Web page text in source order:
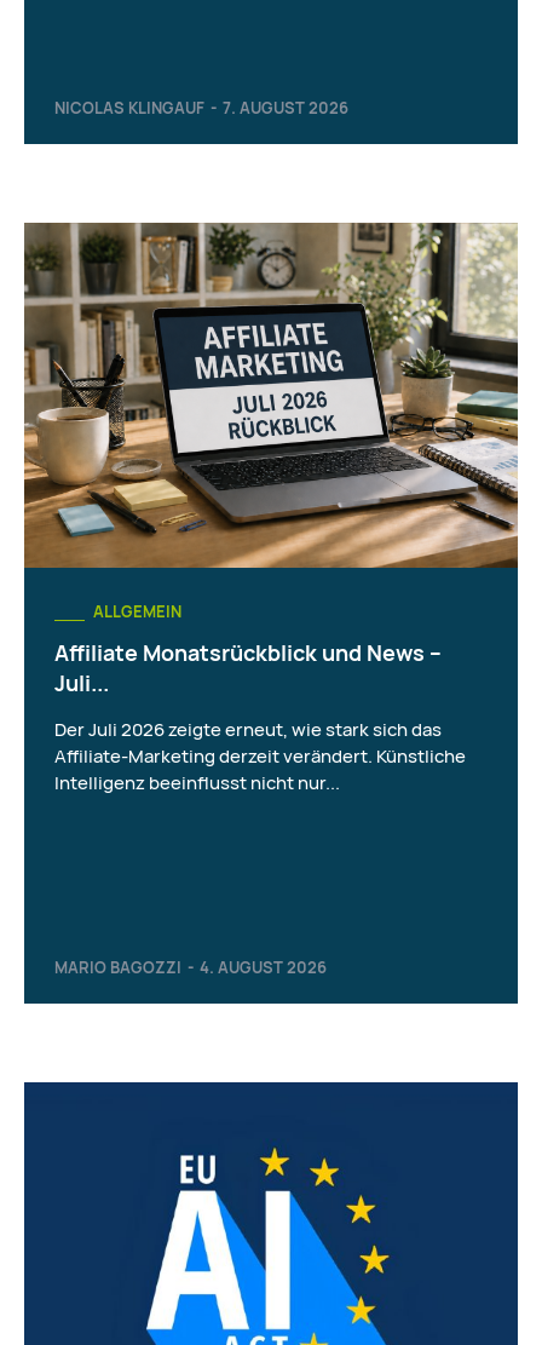
NICOLAS KLINGAUF - 7. AUGUST 2026
ALLGEMEIN
Affiliate Monatsrückblick und News –
Juli...
MARIO BAGOZZI - 4. AUGUST 2026
Der Juli 2026 zeigte erneut, wie stark sich das
Affiliate-Marketing derzeit verändert. Künstliche
Intelligenz beeinflusst nicht nur...